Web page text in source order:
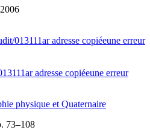
013111aradresse copiéeune erreur
adresse copiéeune erreur
physique et Quaternaire
73–108